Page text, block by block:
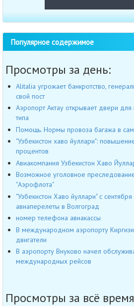
Популярное содержимое
Просмотры за день:
Alitalia угрожает банкротство,
свой пост
Аэропорт Актау открывает двери
типа
Помощь. Нормы провоза багажа в
"Узбекистон хаво йуллари":
процентов
Авиакомпания Узбекистон Хаво
Возможное уголовное
"Аэрофлота"
"Узбекистон Хаво йуллари" с
авиаперелеты в Волгоград
номер телефона авиакассы
В международном аэропорту
двигатели
В аэропорту Внуково начел
международных рейсов
Просмотры за всё